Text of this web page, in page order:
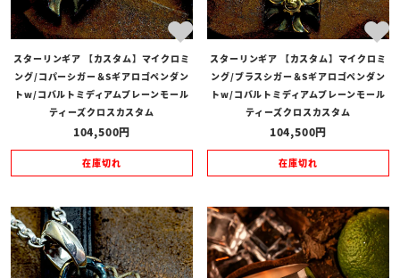
スターリンギア 【カスタム】マイクロミ
ング/コパーシガー＆Sギアロゴペンダン
トw/コバルトミディアムプレーンモール
ティーズクロスカスタム
104,500
在庫切れ
スターリンギア 【カスタム】マイクロミ
ング/ブラスシガー＆Sギアロゴペンダン
トw/コバルトミディアムプレーンモール
ティーズクロスカスタム
104,500
在庫切れ